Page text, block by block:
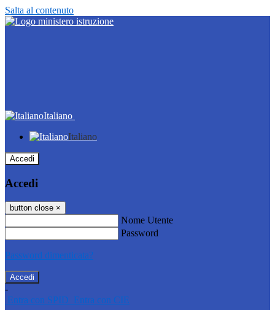
Salta al contenuto
Italiano
Italiano
Accedi
Accedi
button close ×
Nome Utente
Password
Password dimenticata?
-
Entra con SPID Entra con CIE